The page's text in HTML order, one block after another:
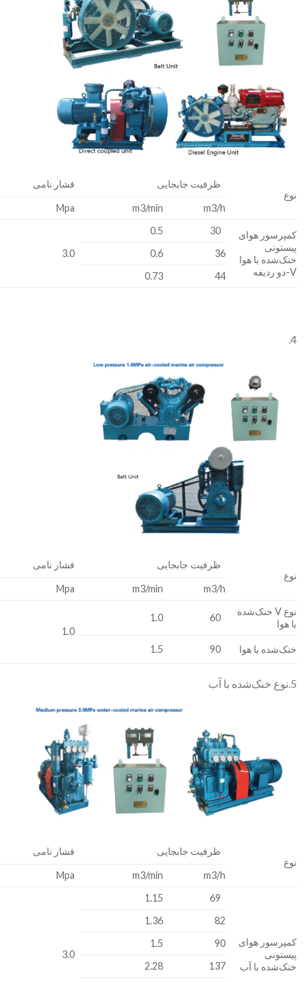
نوع
ظرفیت جابجایی فشار نامی
m3/h
m3/min
Mpa
کمپرسور هوای
پیستونی
خنک‌شده با هوا
V-دو ردیفه
30
0.5
3.0
36
0.6
44
0.73
4.
نوع
ظرفیت جابجایی فشار نامی
m3/h
m3/min
Mpa
نوع V خنک‌شده
با هوا
60
1.0
1.0
خنک‌شده با هوا
90
1.5
5.نوع خنک‌شده با آب
نوع
ظرفیت جابجایی فشار نامی
m3/h
m3/min
Mpa
کمپرسور هوای
پیستونی
خنک‌شده با آب
69
1.15
3.0
82
1.36
90
1.5
137
2.28